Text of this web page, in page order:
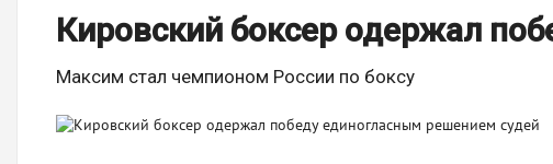
Кировский боксер одержал
Максим стал чемпионом России по боксу